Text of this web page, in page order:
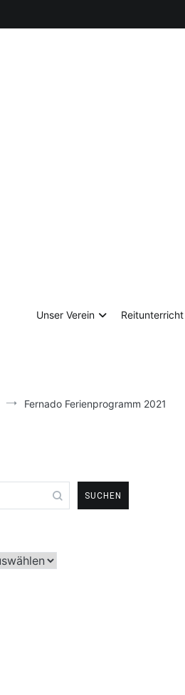
Unser Verein Reitunterricht
Fernado Ferienprogramm 2021